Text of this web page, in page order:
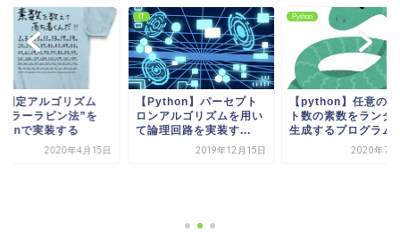
判定アルゴリズム
ラーラビン法”を
で実装する
2020年4月15日
IT
【Python】パーセプト
ロンアルゴリズムを用い
て論理回路を実装す...
2019年12月15日
Python
【python】任意の
ト数の素数をランダ
生成するプログラム
2020年7